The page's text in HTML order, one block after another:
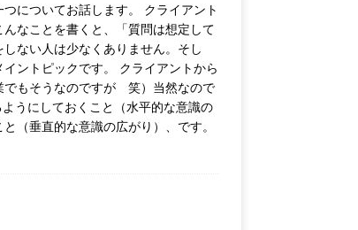
についてお話します。 クライアント
なことを書くと、「質問は想定して
ない人は少なくありません。そし
ントピックです。 クライアントから
でもそうなのですが 笑）当然なので
うにしておくこと（水平的な意識の
（垂直的な意識の広がり）、です。